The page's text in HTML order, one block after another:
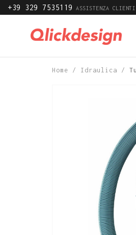
+39 329 7535119 ASSISTENZA
Home / Idraulica /